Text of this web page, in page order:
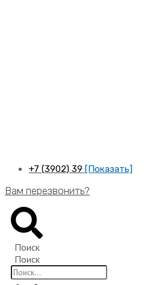
+7 (3902) 39 [Показать]
Вам перезвонить?
Поиск
Поиск